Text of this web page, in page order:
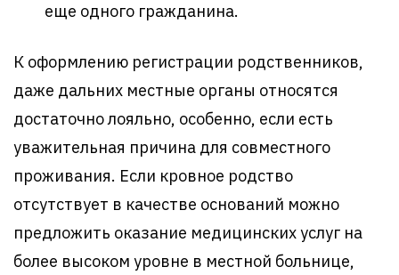
еще одного гражданина.
К оформлению регистрации родственников,
даже дальних местные органы относятся
достаточно лояльно, особенно, если есть
уважительная причина для совместного
проживания. Если кровное родство
отсутствует в качестве оснований можно
предложить оказание медицинских услуг на
более высоком уровне в местной больнице,